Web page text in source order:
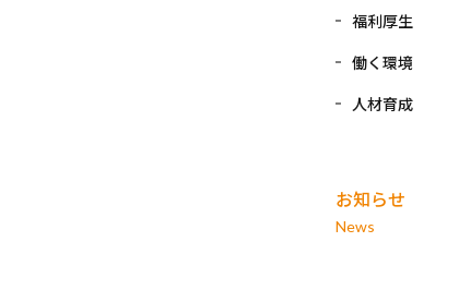
福利厚生
働く環境
人材育成
お知らせ
News